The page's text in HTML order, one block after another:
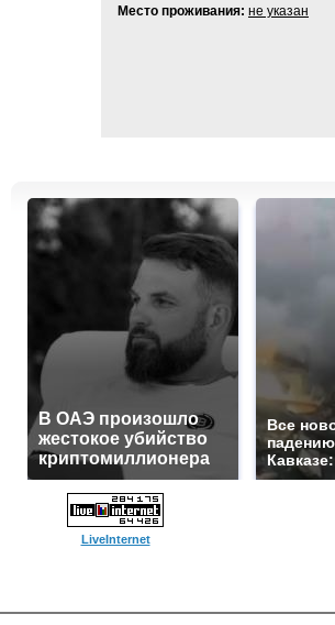
Место проживания: не указан
В ОАЭ произошло
жестокое убийство
криптомиллионера
Все
LiveInternet